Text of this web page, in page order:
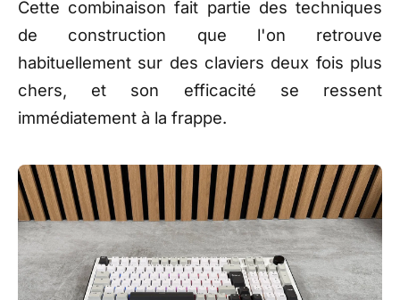
Cette combinaisonfait partie destechniques
de construction que l'on retrouve
habituellement sur des claviers deux fois plus
chers, et son efficacité se ressent
immédiatement à la frappe.